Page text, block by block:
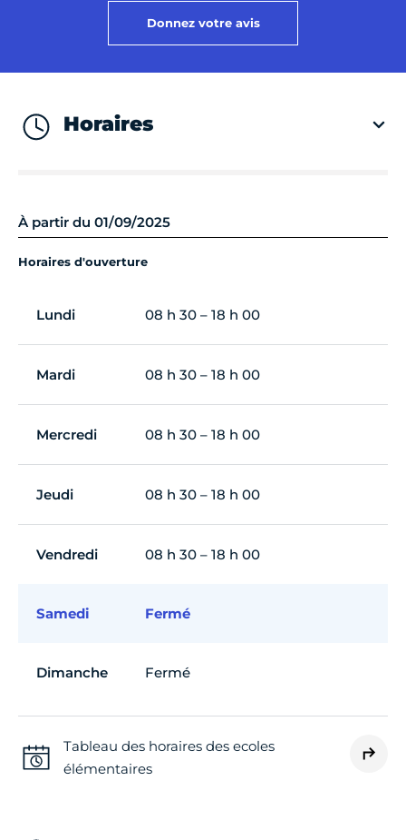
Donnez votre avis
Horaires
À partir du 01/09/2025
Horaires d'ouverture
Lundi 08 h 30 – 18 h 00
Mardi 08 h 30 – 18 h 00
Mercredi 08 h 30 – 18 h 00
Jeudi 08 h 30 – 18 h 00
Vendredi 08 h 30 – 18 h 00
Samedi Fermé
Dimanche Fermé
Tableau des horaires des ecoles
élémentaires